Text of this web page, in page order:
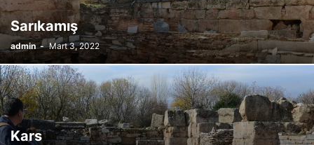
Sarıkamış
admin - Mart 3, 2022
Kars